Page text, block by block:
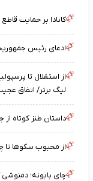
کانادا بر حمایت
ادعای رئیس
از استقلال تا
لیگ برتر/ اتفاق عجیب؛ ۱۷ مربی بدون تجربه
داستان طنز کوتاه از
از محبوب سکوها تا
چای بابونه؛